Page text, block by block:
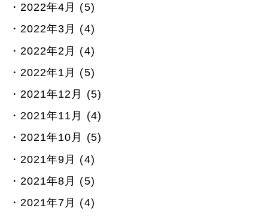
2022年4月 (5)
2022年3月 (4)
2022年2月 (4)
2022年1月 (5)
2021年12月 (5)
2021年11月 (4)
2021年10月 (5)
2021年9月 (4)
2021年8月 (5)
2021年7月 (4)